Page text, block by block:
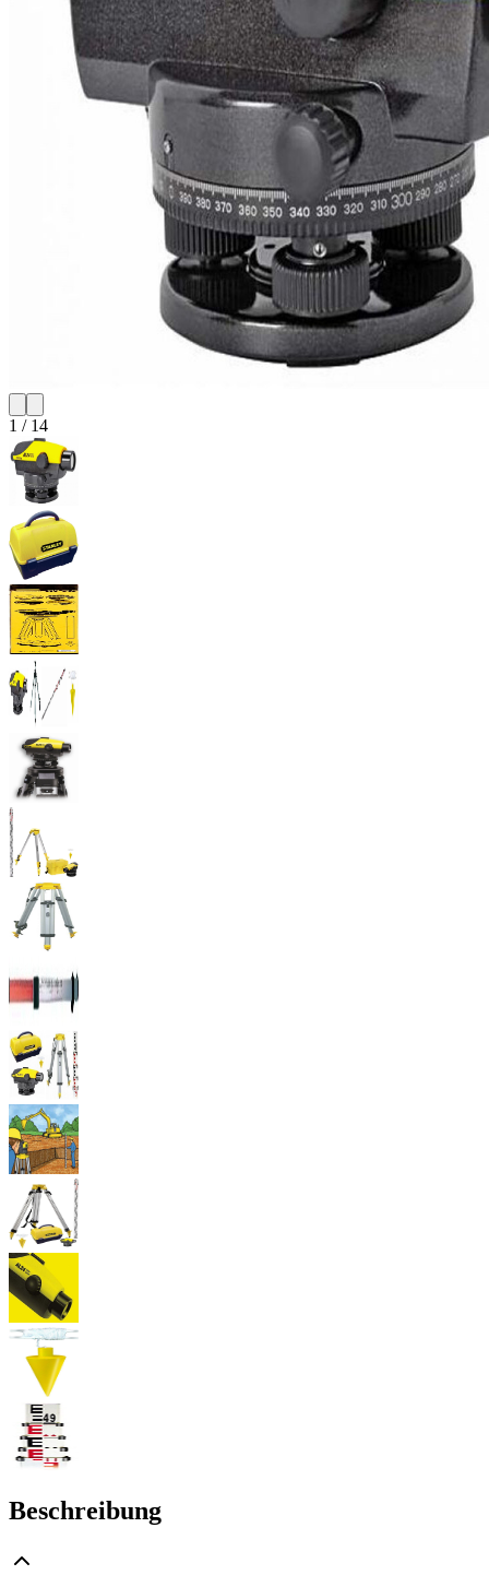
1 / 14
Beschreibung